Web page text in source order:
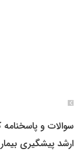
سوالات و پاسخنامه
ارشد پیشگیری